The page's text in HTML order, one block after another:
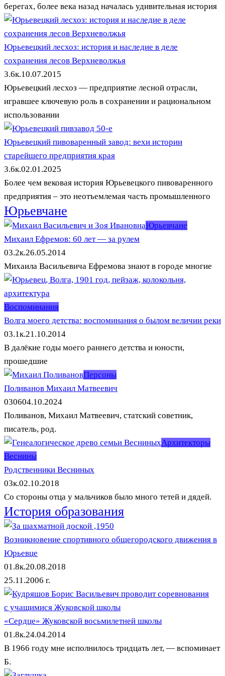
берегах, более века назад началась удивительная история
Юрьевецкий лесхоз: история и наследие в деле
сохранения лесов Верхневолжья
3.6к.10.07.2015
Юрьевецкий лесхоз — предприятие лесной отрасли,
игравшее ключевую роль в сохранении и рациональном
использовании
Юрьевецкий пивоваренный завод: вехи истории
старейшего предприятия края
3.6к.02.01.2025
Более чем вековая история Юрьевецкого пивоваренного
предприятия – это неотъемлемая часть промышленного
Юрьевчане
Юрьевчане
Михаил Ефремов: 60 лет — за рулем
03.2к.26.05.2014
Михаила Васильевича Ефремова знают в городе многие
Воспоминания
Волга моего детства: воспоминания о былом величии реки
03.1к.21.10.2014
В далёкие годы моего раннего детства и юности,
прошедшие
Персоны
Поливанов Михаил Матвеевич
030604.10.2024
Поливанов, Михаил Матвеевич, статский советник,
писатель, род.
Архитекторы
Веснины
Родственники Весниных
03к.02.10.2018
Со стороны отца у мальчиков было много тетей и дядей.
История образования
Возникновение спортивного общегородского движения в
Юрьевце
01.8к.20.08.2018
25.11.2006 г.
«Сердце» Жуковской восьмилетней школы
01.8к.24.04.2014
В 1966 году мне исполнилось тридцать лет, — вспоминает
Б.